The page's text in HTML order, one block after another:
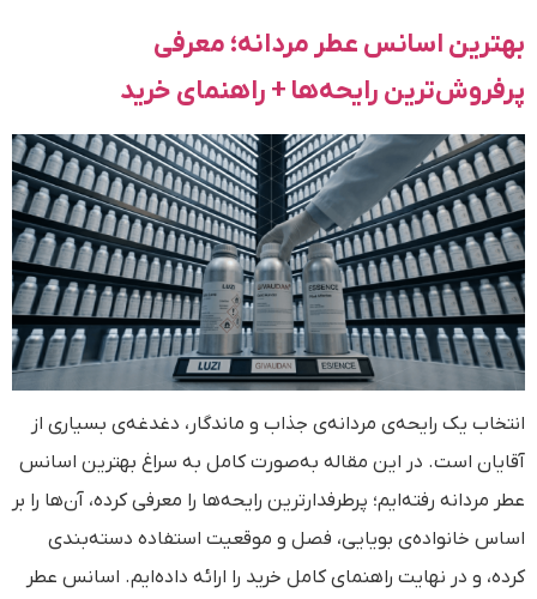
بهترین اسانس عطر مردانه؛ معرفی
پرفروش‌ترین رایحه‌ها + راهنمای خرید
انتخاب یک رایحه‌ی مردانه‌ی جذاب و ماندگار، دغدغه‌ی بسیاری از
آقایان است. در این مقاله به‌صورت کامل به سراغ بهترین اسانس
عطر مردانه رفته‌ایم؛ پرطرفدارترین رایحه‌ها را معرفی کرده، آن‌ها را بر
اساس خانواده‌ی بویایی، فصل و موقعیت استفاده دسته‌بندی
کرده، و در نهایت راهنمای کامل خرید را ارائه داده‌ایم. اسانس عطر